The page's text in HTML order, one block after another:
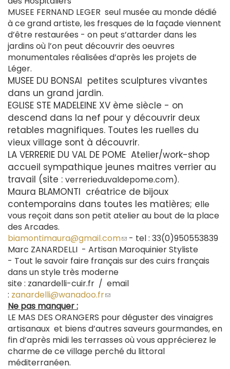
MUSEE FERNAND LEGER seul musée au monde dédié
à ce grand artiste, les fresques de la façade viennent
d’être restaurées - on peut s’attarder dans les
jardins où l’on peut découvrir des oeuvres
monumentales réalisées d’après les projets de
Léger.
MUSEE DU BONSAI petites sculptures vivantes
dans un grand jardin.
EGLISE STE MADELEINE XV ème siècle - on
descend dans la nef pour y découvrir deux
retables magnifiques. Toutes les ruelles du
vieux village sont à découvrir.
LA VERRERIE DU VAL DE POME Atelier/work-shop
accueil sympathique jeunes maitres verrier au
travail (site : verrerieduvaldepome.com).
Maura BLAMONTI créatrice de bijoux
contemporains dans toutes les matières; elle
vous reçoit dans son petit atelier au bout de la place
des Arcades.
biamontimaura@gmail.com(le
lien
envoie
courriel)
- tel : 33(0)950553839
Marc ZANARDELLI - Artisan Maroquinier Styliste
- Tout le savoir faire français sur des cuirs français
dans un style très moderne
site : zanardelli-cuir.fr / email
: zanardelli@wanadoo.fr(le
envoie
un
courriel)
Ne pas manquer :
LE MAS DES ORANGERS pour déguster des vinaigres
artisanaux et biens d’autres saveurs gourmandes, en
fin d’après midi les terrasses où vous apprécierez le
charme de ce village perché du littoral
méditerranéen.